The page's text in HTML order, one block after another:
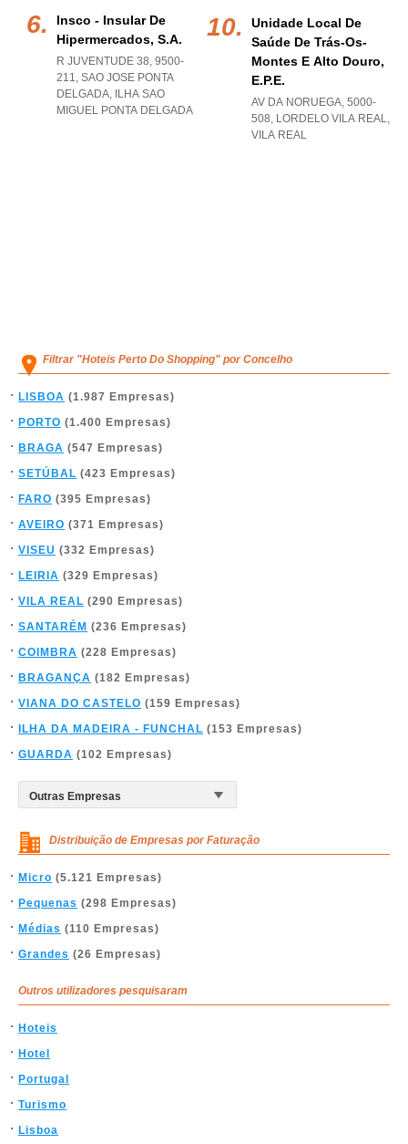
Insco - Insular De
Hipermercados, S.a.
R JUVENTUDE 38, 9500-
211, SAO JOSE PONTA
DELGADA, ILHA SAO
MIGUEL PONTA DELGADA
Unidade Local De
Saúde De Trás-Os-
Montes E Alto Douro,
E.p.e.
AV DA NORUEGA, 5000-
508, LORDELO VILA REAL,
VILA REAL
Filtrar "Hoteis Perto Do Shopping" por Concelho
LISBOA (1.987 Empresas)
PORTO (1.400 Empresas)
BRAGA (547 Empresas)
SETÚBAL (423 Empresas)
FARO (395 Empresas)
AVEIRO (371 Empresas)
VISEU (332 Empresas)
LEIRIA (329 Empresas)
VILA REAL (290 Empresas)
SANTARÉM (236 Empresas)
COIMBRA (228 Empresas)
BRAGANÇA (182 Empresas)
VIANA DO CASTELO (159 Empresas)
ILHA DA MADEIRA - FUNCHAL (153 Empresas)
GUARDA (102 Empresas)
Distribuição de Empresas por Faturação
Micro (5.121 Empresas)
Pequenas (298 Empresas)
Médias (110 Empresas)
Grandes (26 Empresas)
Outros utilizadores pesquisaram
Hoteis
Hotel
Portugal
Turismo
Lisboa